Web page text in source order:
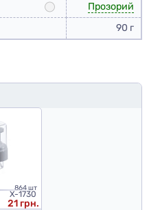
Прозорий
90 г
864 шт
X-1730
21 грн.